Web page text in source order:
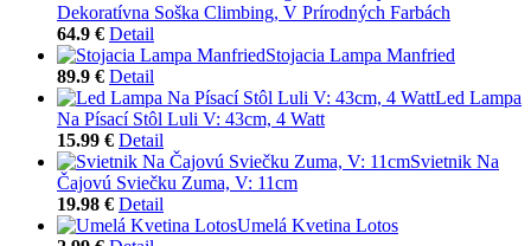
Dekoratívna Soška Climbing, V Prírodných Farbách
64.9 € Detail
Stojacia Lampa Manfried
89.9 € Detail
Led Lampa
Na Písací Stôl Luli V: 43cm, 4 Watt
15.99 € Detail
Svietnik Na
Čajovú Sviečku Zuma, V: 11cm
19.98 € Detail
Umelá Kvetina Lotos